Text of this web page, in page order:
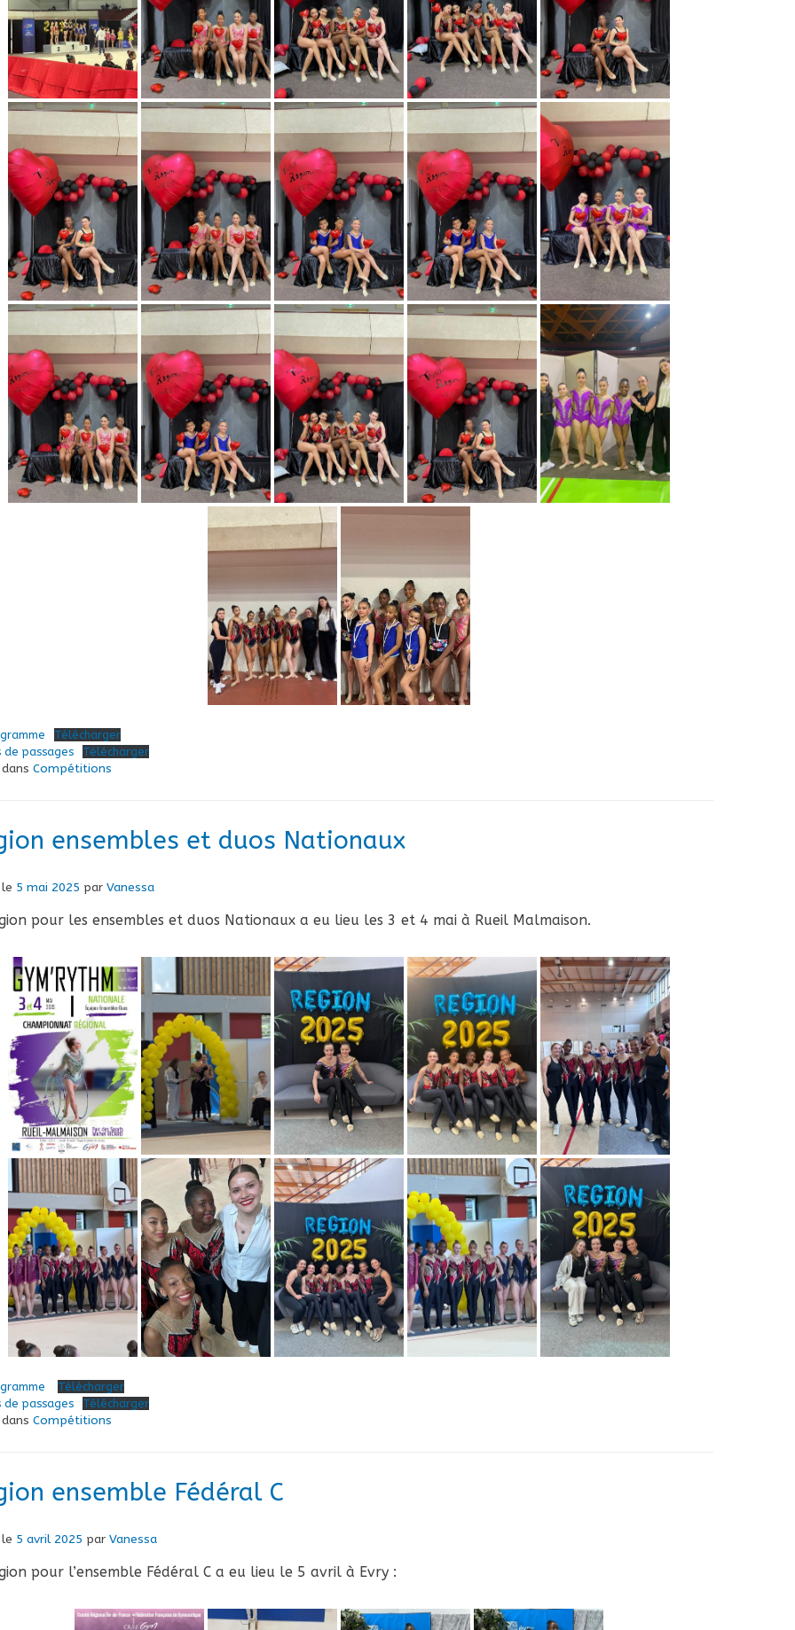
Télécharger
de passages
Télécharger
Compétitions
ensembles et duos Nationaux
5 mai 2025 par Vanessa
pour les ensembles et duos Nationaux a eu lieu les 3 et 4 mai à Rueil Malmaison.
Télécharger
de passages
Télécharger
Compétitions
ensemble Fédéral C
5 avril 2025 par Vanessa
pour l’ensemble Fédéral C a eu lieu le 5 avril à Evry :